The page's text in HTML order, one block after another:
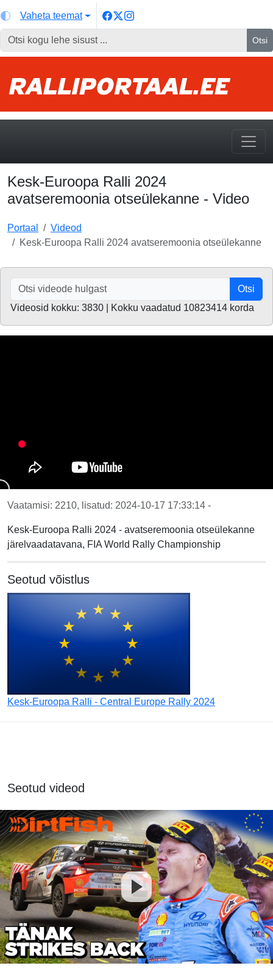
Vaheta teemat
Otsi
Kesk-Euroopa Ralli 2024
avatseremoonia otseülekanne - Video
Portaal
Videod
Kesk-Euroopa Ralli 2024 avatseremoonia otseülekanne
Otsi
Videosid kokku: 3830 | Kokku vaadatud 10823414 korda
Vaatamisi: 2210, lisatud: 2024-10-17 17:33:14 -
Kesk-Euroopa Ralli 2024 - avatseremoonia otseülekanne
järelvaadatavana, FIA World Rally Championship
Seotud võistlus
Kesk-Euroopa Ralli - Central Europe Rally 2024
Seotud videod